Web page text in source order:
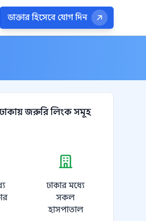
ডাক্তার হিসেবে যোগ দিন
জরুরি লিংক সমূহ
ঢাকার মধ্যে
সকল
হাসপাতাল